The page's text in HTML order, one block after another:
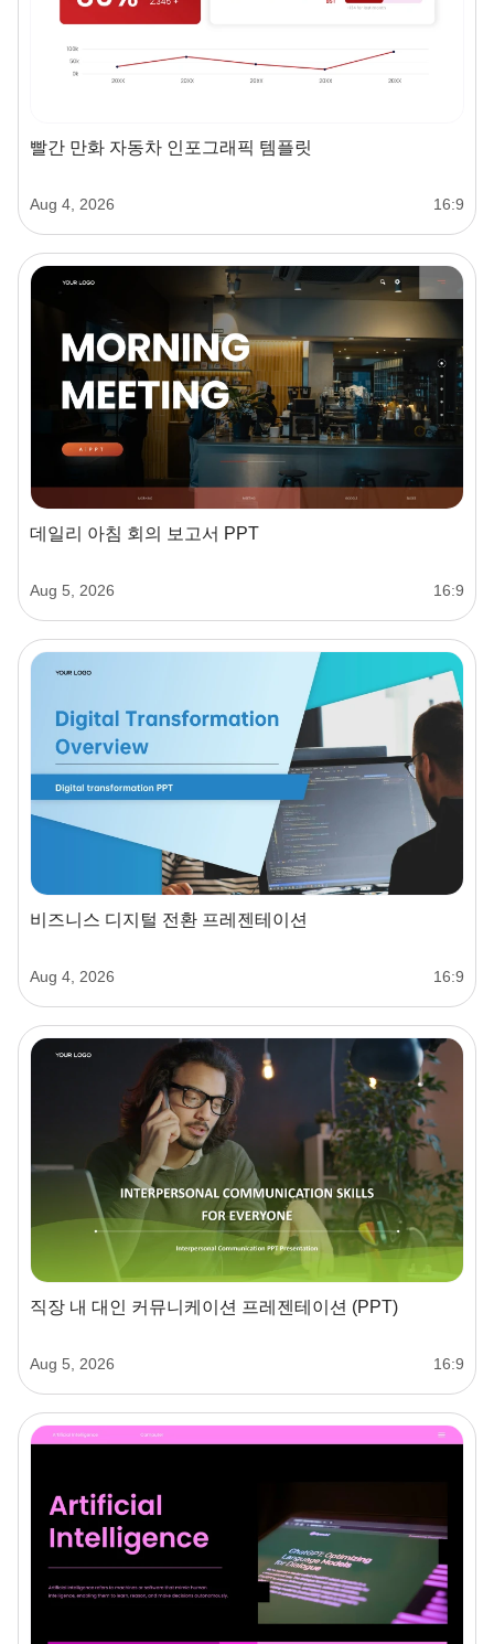
빨간 만화 자동차 인포그래픽 템플릿
Aug 4, 2026 16:9
데일리 아침 회의 보고서 PPT
Aug 5, 2026 16:9
비즈니스 디지털 전환 프레젠테이션
Aug 4, 2026 16:9
직장 내 대인 커뮤니케이션 프레젠테이션 (PPT)
Aug 5, 2026 16:9